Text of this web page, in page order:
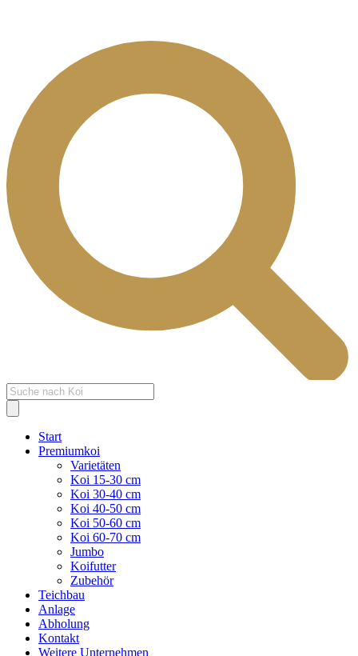
Products
search
Start
Premiumkoi
Varietäten
Koi 15-30 cm
Koi 30-40 cm
Koi 40-50 cm
Koi 50-60 cm
Koi 60-70 cm
Jumbo
Koifutter
Zubehör
Teichbau
Anlage
Abholung
Kontakt
Weitere Unternehmen